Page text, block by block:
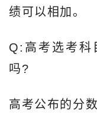
绩可以相加。
Q:高考选考科
吗?
高考公布的分